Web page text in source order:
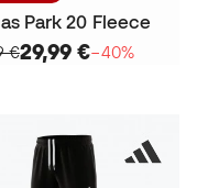
Park 20 Fleece
€29,99 €−40%